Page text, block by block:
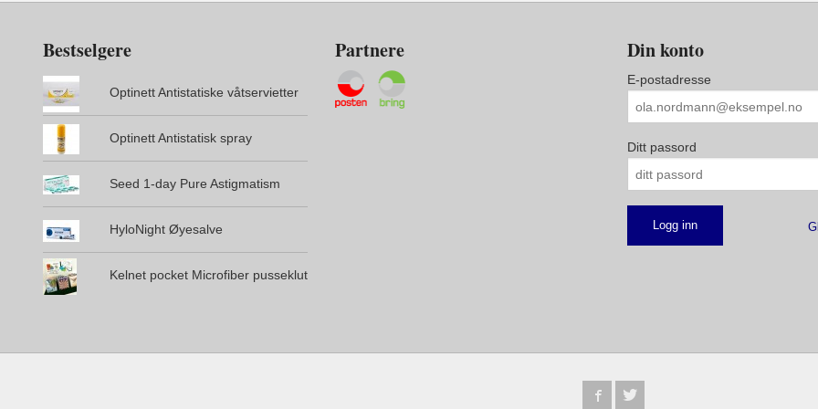
Bestselgere
Optinett Antistatiske våtservietter
Optinett Antistatisk spray
Seed 1-day Pure Astigmatism
HyloNight Øyesalve
Kelnet pocket Microfiber pusseklut
Partnere Din konto
E-postadresse
Ditt passord